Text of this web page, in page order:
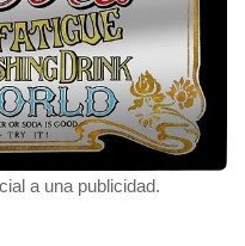
a una publicidad.